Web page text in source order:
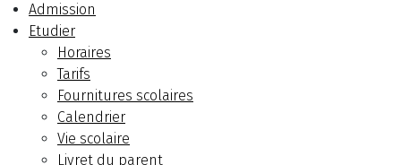
Admission
Etudier
Horaires
Tarifs
Fournitures scolaires
Calendrier
Vie scolaire
Livret du parent